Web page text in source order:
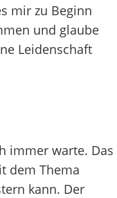
mir zu Beginn
und glaube
Leidenschaft
immer warte. Das
dem Thema
kann. Der